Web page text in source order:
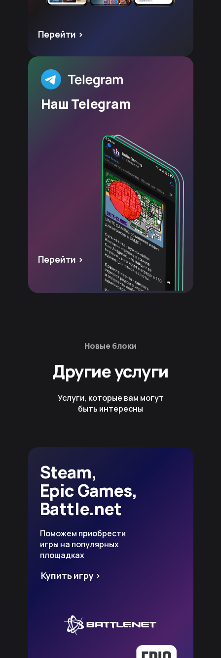
Перейти >
Наш Telegram
Перейти >
Новые блоки
Другие услуги
Услуги, которые вам могут
быть интересны
Steam,
Epic Games,
Battle.net
Поможем приобрести
игры на популярных
площадках
Купить игру >